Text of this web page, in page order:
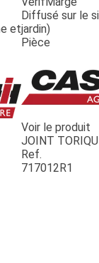
et
Diffusé sur le
jardin)
Pièce
Voir le produit
JOINT
Ref.
717012R1